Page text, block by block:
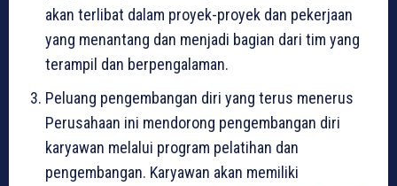
akan terlibat dalam proyek-proyek dan pekerjaan
yang menantang dan menjadi bagian dari tim yang
terampil dan berpengalaman.
Peluang pengembangan diri yang terus menerus
Perusahaan ini mendorong pengembangan diri
karyawan melalui program pelatihan dan
pengembangan. Karyawan akan memiliki